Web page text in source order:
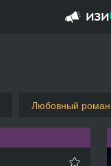
Любовный роман